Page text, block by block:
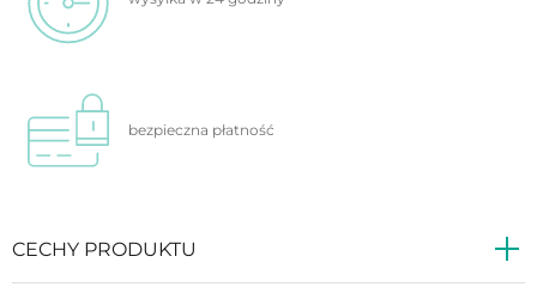
bezpieczna płatność
CECHY PRODUKTU